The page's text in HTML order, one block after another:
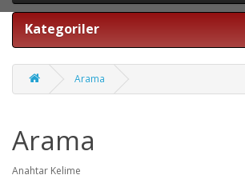
Kategoriler
Arama
Arama
Anahtar Kelime